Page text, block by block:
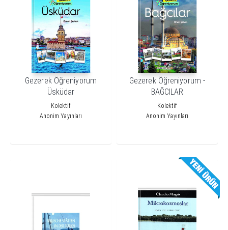
Gezerek Öğreniyorum
Üsküdar
Kolektif
Anonim Yayınları
Gezerek Öğreniyorum -
BAĞCILAR
Kolektif
Anonim Yayınları